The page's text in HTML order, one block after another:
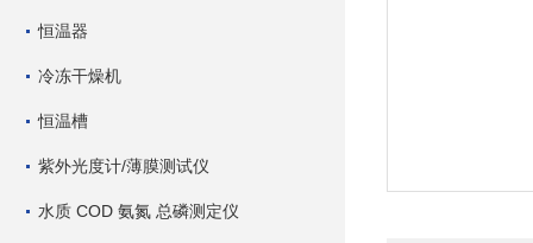
恒温器
冷冻干燥机
恒温槽
紫外光度计/薄膜测试仪
水质 COD 氨氮 总磷测定仪